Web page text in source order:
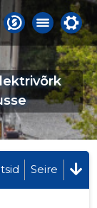
Seire